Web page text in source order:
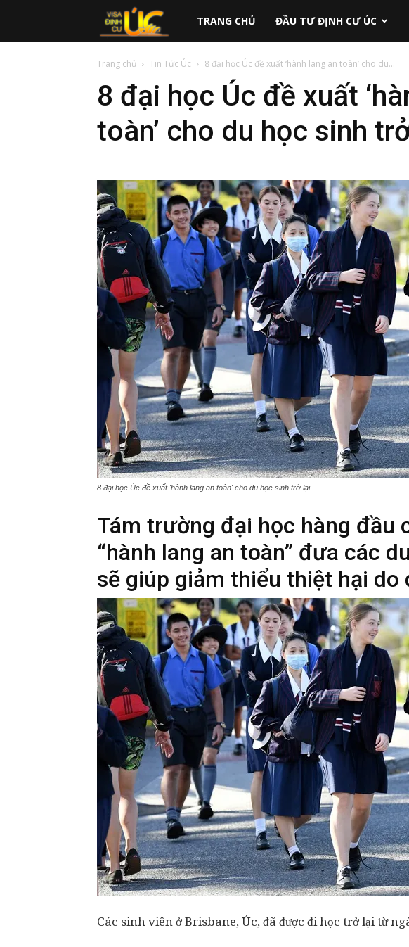
australiavisa.vn
TRANG CHỦ ĐẦU TƯ ĐỊNH CƯ ÚC
Trang chủ Tin Tức Úc 8 đại học Úc đề xuất ‘hành lang an toàn’ cho du...
8 đại học Úc đề xuất
toàn’ cho du học sinh
8 đại học Úc đề xuất 'hành lang an toàn' cho du học sinh trở lại
Tám trường đại học hàng đầu
“hành lang an toàn” đưa các
sẽ giúp giảm thiểu thiệt hại do
Các sinh viên ở Brisbane, Úc, đã được đi học trở lại từ